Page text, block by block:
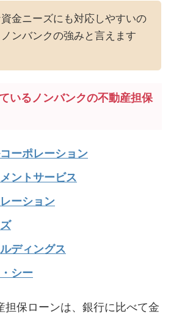
金ニーズにも対応しやすいの
ンバンクの強みと言えます
いるノンバンクの不動産担保
ーポレーション
ントサービス
ーション
ディングス
シー
担保ローンは、銀行に比べて金